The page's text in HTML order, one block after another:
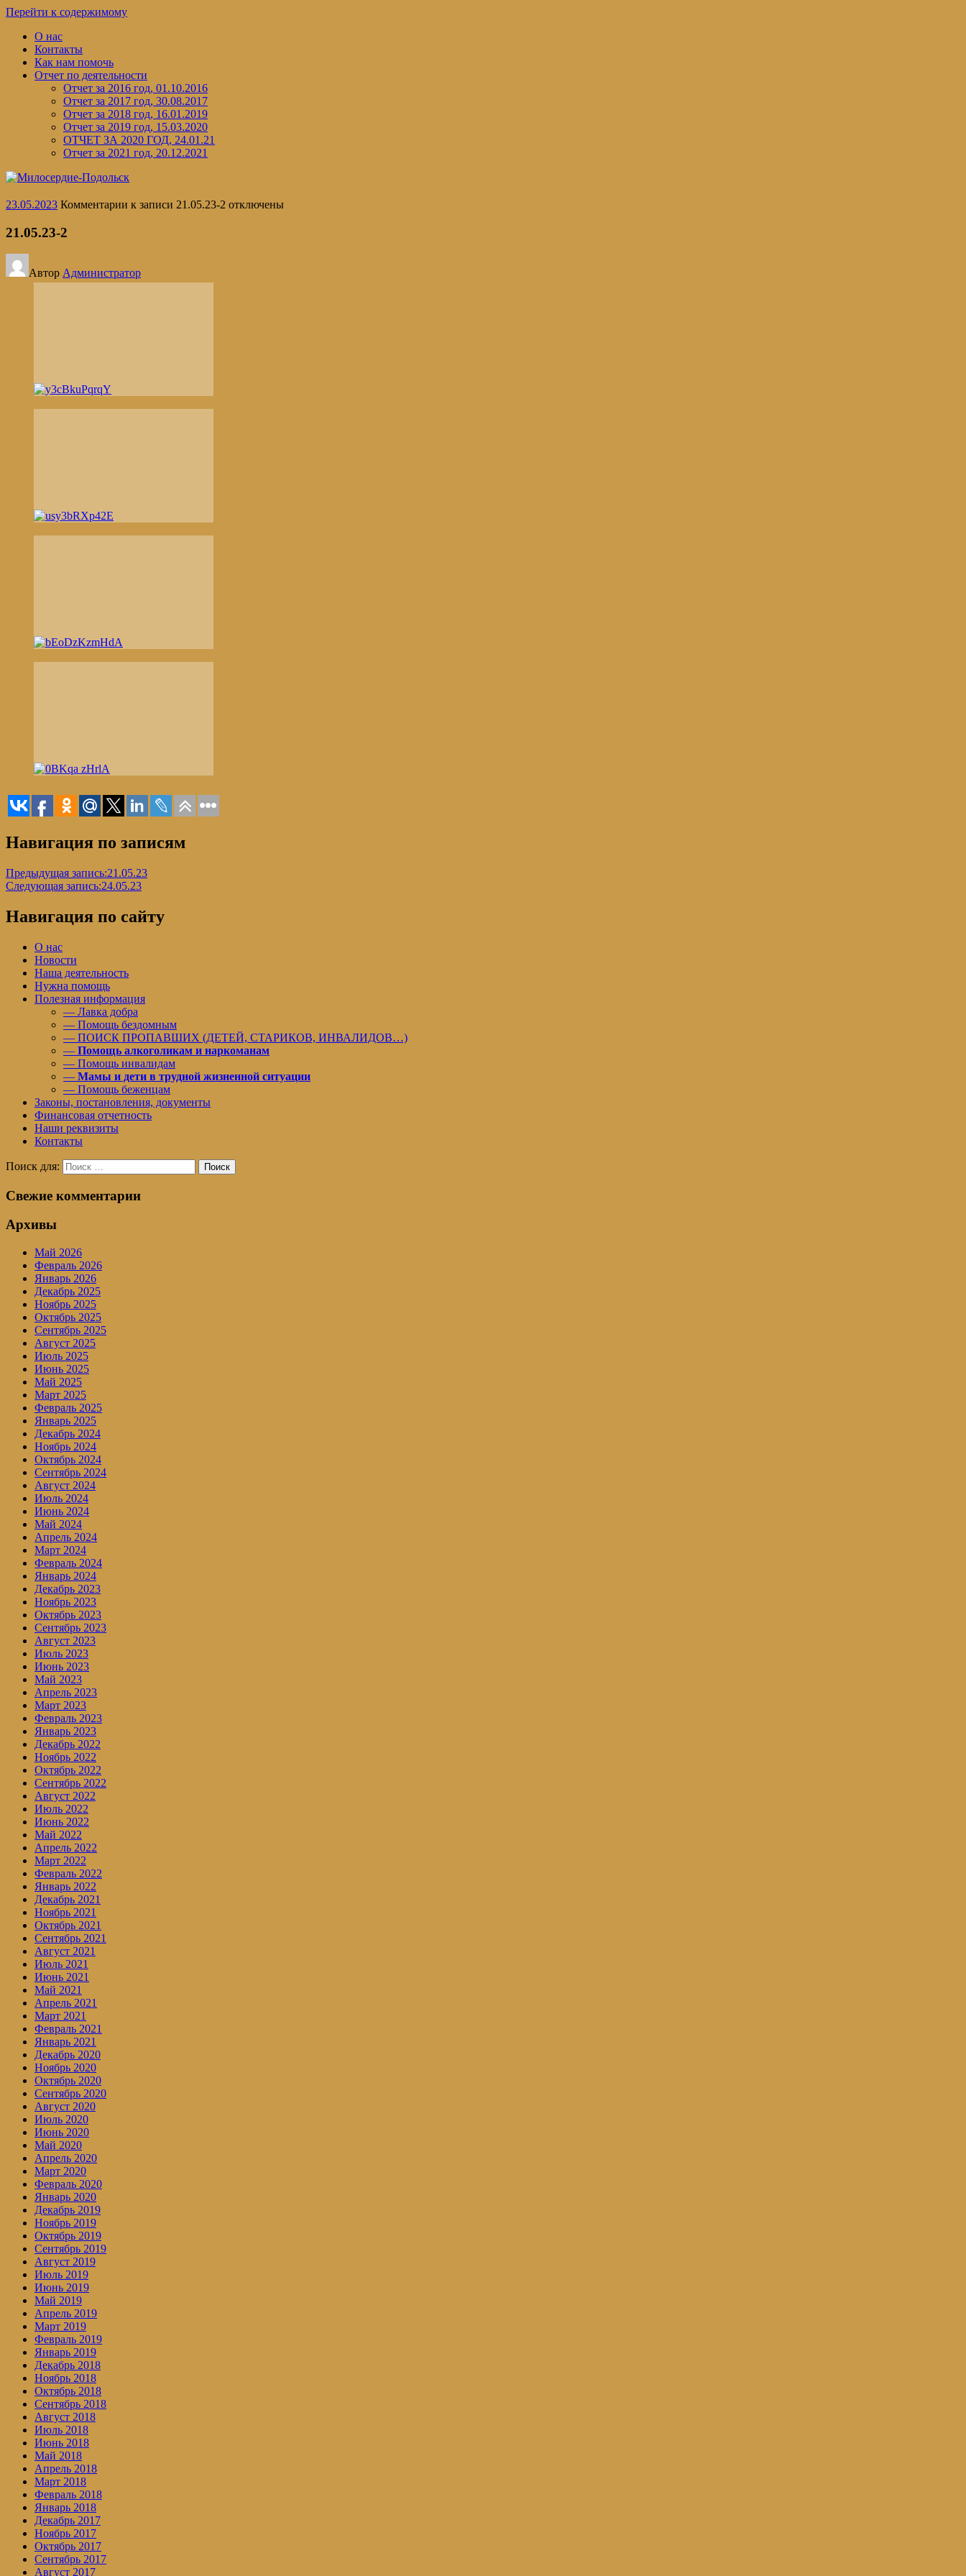
Перейти к содержимому
О нас
Контакты
Как нам помочь
Отчет по деятельности
Отчет за 2016 год, 01.10.2016
Отчет за 2017 год, 30.08.2017
Отчет за 2018 год, 16.01.2019
Отчет за 2019 год, 15.03.2020
ОТЧЕТ ЗА 2020 ГОД, 24.01.21
Отчет за 2021 год, 20.12.2021
23.05.2023 Комментарии к записи 21.05.23-2 отключены
21.05.23-2
Автор Администратор
Навигация по записям
Предыдущая запись:21.05.23
Следующая запись:24.05.23
Навигация по сайту
О нас
Новости
Наша деятельность
Нужна помощь
Полезная информация
— Лавка добра
— Помощь бездомным
— ПОИСК ПРОПАВШИХ (ДЕТЕЙ, СТАРИКОВ, ИНВАЛИДОВ…)
— Помощь алкоголикам и наркоманам
— Помощь инвалидам
— Мамы и дети в трудной жизненной ситуации
— Помощь беженцам
Законы, постановления, документы
Финансовая отчетность
Наши реквизиты
Контакты
Поиск для: Поиск
Свежие комментарии
Архивы
Май 2026
Февраль 2026
Январь 2026
Декабрь 2025
Ноябрь 2025
Октябрь 2025
Сентябрь 2025
Август 2025
Июль 2025
Июнь 2025
Май 2025
Март 2025
Февраль 2025
Январь 2025
Декабрь 2024
Ноябрь 2024
Октябрь 2024
Сентябрь 2024
Август 2024
Июль 2024
Июнь 2024
Май 2024
Апрель 2024
Март 2024
Февраль 2024
Январь 2024
Декабрь 2023
Ноябрь 2023
Октябрь 2023
Сентябрь 2023
Август 2023
Июль 2023
Июнь 2023
Май 2023
Апрель 2023
Март 2023
Февраль 2023
Январь 2023
Декабрь 2022
Ноябрь 2022
Октябрь 2022
Сентябрь 2022
Август 2022
Июль 2022
Июнь 2022
Май 2022
Апрель 2022
Март 2022
Февраль 2022
Январь 2022
Декабрь 2021
Ноябрь 2021
Октябрь 2021
Сентябрь 2021
Август 2021
Июль 2021
Июнь 2021
Май 2021
Апрель 2021
Март 2021
Февраль 2021
Январь 2021
Декабрь 2020
Ноябрь 2020
Октябрь 2020
Сентябрь 2020
Август 2020
Июль 2020
Июнь 2020
Май 2020
Апрель 2020
Март 2020
Февраль 2020
Январь 2020
Декабрь 2019
Ноябрь 2019
Октябрь 2019
Сентябрь 2019
Август 2019
Июль 2019
Июнь 2019
Май 2019
Апрель 2019
Март 2019
Февраль 2019
Январь 2019
Декабрь 2018
Ноябрь 2018
Октябрь 2018
Сентябрь 2018
Август 2018
Июль 2018
Июнь 2018
Май 2018
Апрель 2018
Март 2018
Февраль 2018
Январь 2018
Декабрь 2017
Ноябрь 2017
Октябрь 2017
Сентябрь 2017
Август 2017